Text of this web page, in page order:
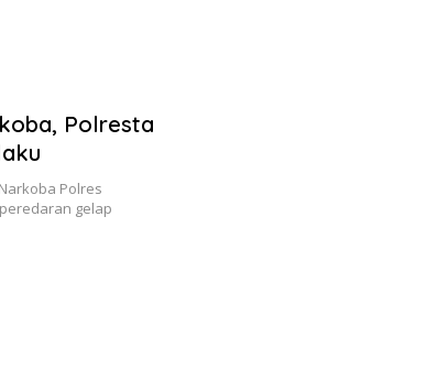
Polresta
Polres
gelap